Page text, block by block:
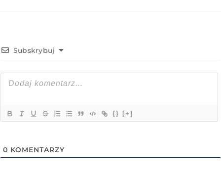
Subskrybuj
{} [+]
0 KOMENTARZY